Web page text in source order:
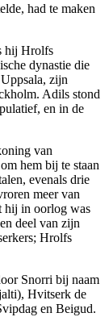
had te maken
hij Hrolfs
dynastie die
zijn
Adils stond
en in de
van
hem bij te staan
evenals drie
meer van
hij in oorlog was
deel van zijn
Hrolfs
Snorri bij naam
Hvitserk de
en Beigud.